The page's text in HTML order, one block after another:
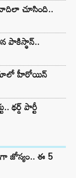
చూసింది..
పాకిస్థాన్..
హీరోయిన్
థర్డ్ పార్టీ
జోస్యం.. ఈ 5